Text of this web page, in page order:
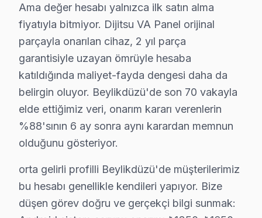
▸ Backlight: Beylikdüzü'de daha az bilinen ama sık
Beylikdüzü'de hangi belirtiyle gelirseniz gelin —
Beylikdüzü × Dijitsu: Yerel İçerik ve Deneyim
Beylikdüzü'deki Dijitsu müşteri deneyimini temsil eden
İkinci senaryo — Chip-level müdahale: Beylikdüzü
Üçüncü senaryo — Yazılım sorunu: TÜYAP Fuar
Beylikdüzü'de Dijitsu televizyon paneli onarımında
Ama değer hesabı yalnızca ilk satın alma fiyatıyla
orta gelirli profilli Beylikdüzü'de müşterilerimiz bu
Avrupa Yakası'nda yer alan Beylikdüzü'nin servis
Ama değer hesabı yalnızca ilk satın alma
fiyatıyla bitmiyor. Dijitsu VA Panel orijinal
parçayla onarılan cihaz, 2 yıl parça
garantisiyle uzayan ömrüyle hesaba
katıldığında maliyet-fayda dengesi daha da
belirgin oluyor. Beylikdüzü'de son 70 vakayla
elde ettiğimiz veri, onarım kararı verenlerin
%88'sının 6 ay sonra aynı karardan memnun
olduğunu gösteriyor.
orta gelirli profilli Beylikdüzü'de müşterilerimiz
bu hesabı genellikle kendileri yapıyor. Bize
düşen görev doğru ve gerçekçi bilgi sunmak: